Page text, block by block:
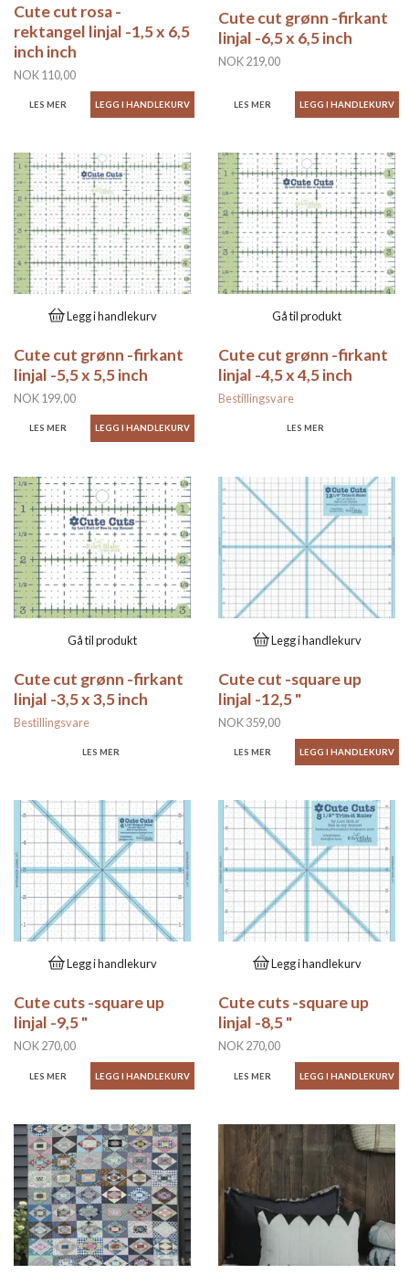
Cute cut rosa -
rektangel linjal -1,5 x 6,5
inch inch
NOK 110,00
LES MER
Cute cut grønn -firkant
linjal -6,5 x 6,5 inch
NOK 219,00
LES MER
Legg i handlekurv
Cute cut grønn -firkant
linjal -5,5 x 5,5 inch
NOK 199,00
LES MER
Gå til produkt
Cute cut grønn -firkant
linjal -4,5 x 4,5 inch
Bestillingsvare
LES MER
Gå til produkt
Cute cut grønn -firkant
linjal -3,5 x 3,5 inch
Bestillingsvare
LES MER
Legg i handlekurv
Cute cut -square up
linjal -12,5 "
NOK 359,00
LES MER
Legg i handlekurv
Cute cuts -square up
linjal -9,5 "
NOK 270,00
LES MER
Legg i handlekurv
Cute cuts -square up
linjal -8,5 "
NOK 270,00
LES MER